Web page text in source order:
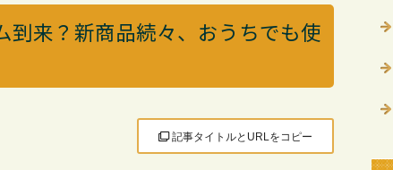
到来？新商品続々、おうちでも使
記事タイトルとURLをコピー